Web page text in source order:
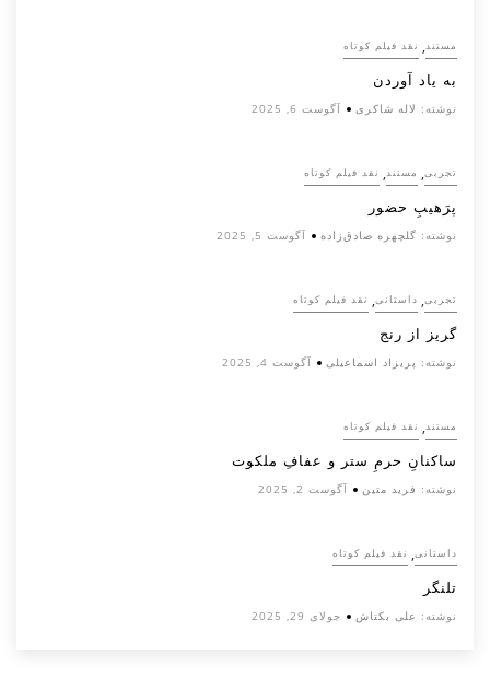
مستند, نقد فیلم کوتاه
به یاد آوردن
نوشته: لاله شاکری آگوست 6, 2025
تجربی, مستند, نقد فیلم کوتاه
پرَهیب‌ِ حضور
نوشته: گلچهره صادق‌زاده آگوست 5, 2025
تجربی, داستانی, نقد فیلم کوتاه
گریز از رنج
نوشته: پریزاد اسماعیلی آگوست 4, 2025
مستند, نقد فیلم کوتاه
ساکنانِ حرمِ ستر و عفافِ ملکوت
نوشته: فرید متین آگوست 2, 2025
داستانی, نقد فیلم کوتاه
تلنگر
نوشته: علی بکتاش جولای 29, 2025